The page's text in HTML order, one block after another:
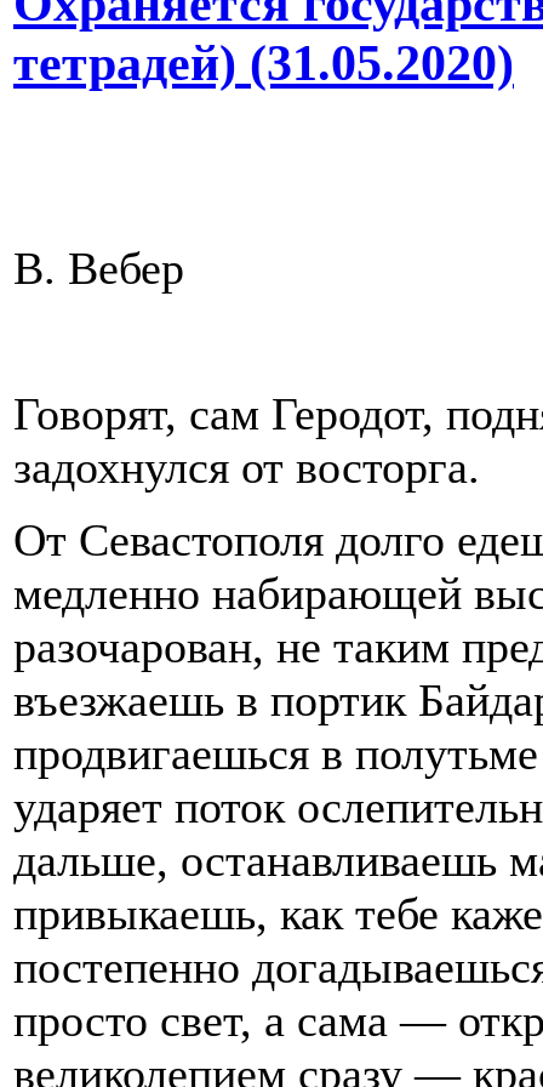
тетрадей) (31.05.2020)
В. Вебер
Говорят, сам Геродот,
задохнулся от восторга.
От Севастополя долго
медленно набирающей
разочарован, не таким
въезжаешь в портик
продвигаешься в
ударяет поток
дальше, останавливаешь
привыкаешь, как тебе
постепенно
просто свет, а сама —
великолепием сразу —